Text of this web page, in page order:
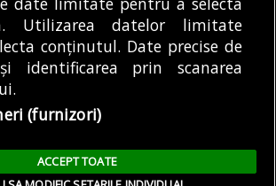
Presslabs.com. Powered by TRS Design.
Politică De
Cookie
Policy (EU)
Cookie
Policy
Utilizarea datelor limitate
conținutul. Date precise de
identificarea prin scanarea
(furnizori)
ACCEPT TOATE